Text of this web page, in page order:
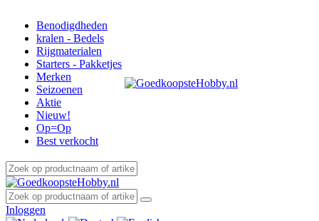
Benodigdheden
kralen - Bedels
Rijgmaterialen
Starters - Pakketjes
Merken
Seizoenen
Aktie
Nieuw!
Op=Op
Best verkocht
Inloggen